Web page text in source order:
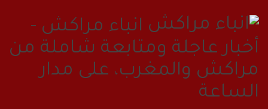
انباء مراكش -
أخبار عاجلة ومتابعة شاملة من
مراكش والمغرب، على مدار
الساعة